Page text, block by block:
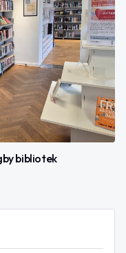
bibliotek